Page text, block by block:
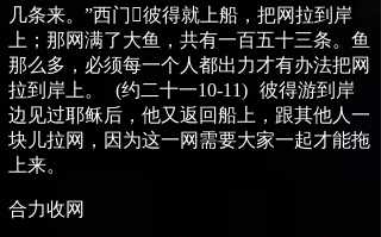
几条来。 ”西门 彼得就上船，把网拉到岸
上；那网满了大鱼，共有一百五十三条。鱼
那么多，必须每一个人都出力才有办法把网
拉到岸上。
(约二十一10-11) 彼得游到岸
边见过耶稣后，他又返回船上，跟其他人一
块儿拉网，因为这一网需要大家一起才能拖
上来。
合力收网